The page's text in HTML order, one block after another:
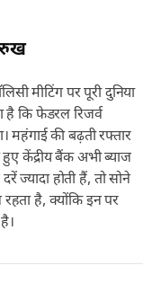
रुख
मीटिंग पर पूरी दुनिया
है कि फेडरल रिजर्व
महंगाई की बढ़ती रफ्तार
केंद्रीय बैंक अभी ब्याज
ज्यादा होती हैं, तो सोने
है, क्योंकि इन पर